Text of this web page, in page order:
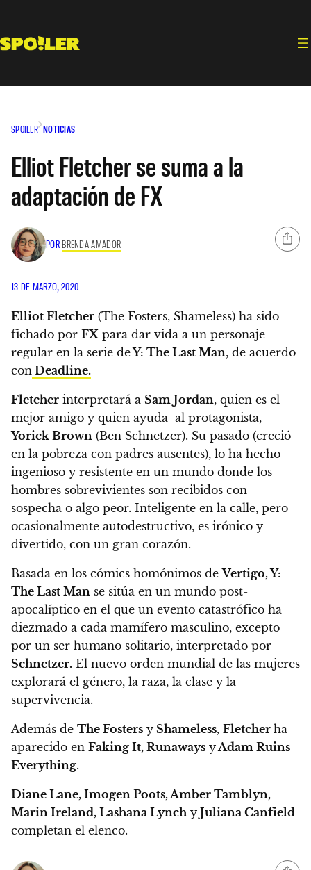
contenido
SPOILER NOTICIAS
Elliot Fletcher se suma a la
adaptación de FX
POR BRENDA AMADOR
13 DE MARZO, 2020
Elliot Fletcher (The Fosters, Shameless) ha sido
fichado por FX para dar vida a un personaje
regular en la serie deY: The Last Man, de acuerdo
con Deadline.
Fletcher interpretará a Sam Jordan, quien es el
mejor amigo y quien ayuda al protagonista,
Yorick Brown (Ben Schnetzer). Su pasado (creció
en la pobreza con padres ausentes), lo ha hecho
ingenioso y resistente en un mundo donde los
hombres sobrevivientes son recibidos con
sospecha o algo peor. Inteligente en la calle, pero
ocasionalmente autodestructivo, es irónico y
divertido, con un gran corazón.
Basada en los cómics homónimos deVertigo,Y:
The Last Man se sitúa en un mundo post-
apocalíptico en el que un evento catastrófico ha
diezmado a cada mamífero masculino, excepto
por un ser humano solitario, interpretado por
Schnetzer. El nuevo orden mundial de las mujeres
explorará el género, la raza, la clase y la
supervivencia.
Además de The Fosters y Shameless, Fletcher ha
aparecido en Faking It, Runaways yAdam Ruins
Everything.
Diane Lane, Imogen Poots, Amber Tamblyn,
Marin Ireland, Lashana Lynchy Juliana Canfield
completan el elenco.